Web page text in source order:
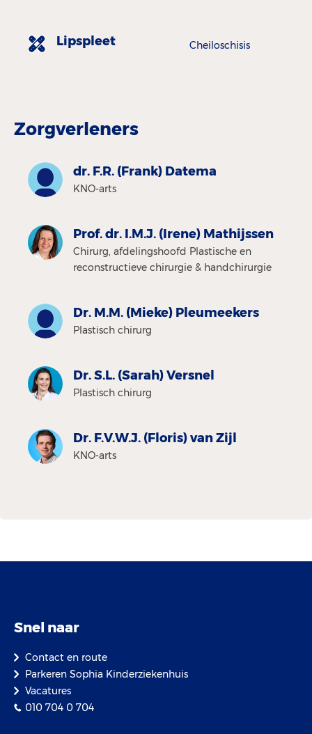
Lipspleet Cheiloschisis
Zorgverleners
dr. F.R. (Frank) Datema
KNO-arts
Prof. dr. I.M.J. (Irene) Mathijssen
Chirurg, afdelingshoofd Plastische en
reconstructieve chirurgie & handchirurgie
Dr. M.M. (Mieke) Pleumeekers
Plastisch chirurg
Dr. S.L. (Sarah) Versnel
Plastisch chirurg
Dr. F.V.W.J. (Floris) van Zijl
KNO-arts
Snel naar
Contact en route
Parkeren Sophia Kinderziekenhuis
Vacatures
010 704 0 704